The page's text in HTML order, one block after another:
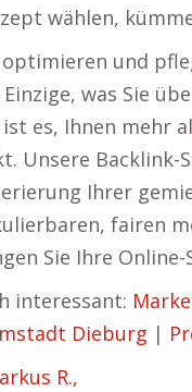
wählen,
und
Einzige, was Sie
es, Ihnen mehr
Unsere Backlink-
Ihrer
fairen
Sie Ihre
interessant:
Dieburg |